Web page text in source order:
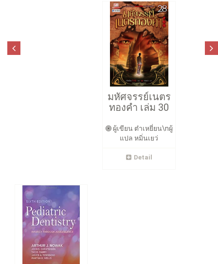
มหัศจรรย์เนตร
ทองคำ เล่ม 30
ผู้เขียน ต๋าเหยี่ยน\nผู้
แปล หมิ่นเยว่
Detail